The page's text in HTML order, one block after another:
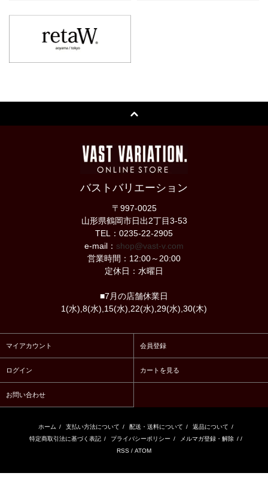
バストバリエーション
〒997-0025
山形県鶴岡市日出2丁目3-53
TEL：0235-22-2905
e-mail： shop@vast-v.com
営業時間：12:00～20:00
定休日：水曜日
■7月の店舗休業日
1(水),8(水),15(水),22(水),29(水),30(木)
マイアカウント 会員登録
ログイン カートを見る
お問い合わせ
ホーム / 支払い方法について / 配送・送料について / 返品について /
特定商取引法に基づく表記 / プライバシーポリシー / メルマガ登録・解除 / /
RSS / ATOM